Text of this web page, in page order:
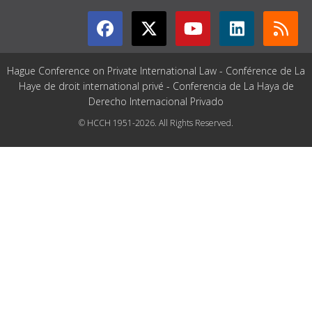
Hague Conference on Private International Law - Conférence de La
Haye de droit international privé - Conferencia de La Haya de
Derecho Internacional Privado
© HCCH 1951-2026. All Rights Reserved.